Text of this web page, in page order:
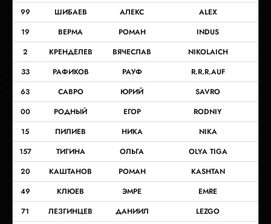
99 ШИБАЕВ АЛЕКС
ALEX
19
ВЕРМА РОМАН
INDUS
2
КРЕНДЕЛЕВ ВЯЧЕСЛАВ
NIKOLAICH
33
РАФИКОВ РАУФ
R.R.R.AUF
63
САВРО ЮРИЙ
SAVRO
00
РОДНЫЙ ЕГОР
RODNIY
15
ПИЛИЕВ НИКА
NIKA
157
ТИГИНА ОЛЬГА
OLYA TIGA
20
КАШТАНОВ РОМАН
KASHTAN
49
КЛЮЕВ ЭМРЕ
EMRE
71
ЛЕЗГИНЦЕВ ДАНИИЛ
LEZGO